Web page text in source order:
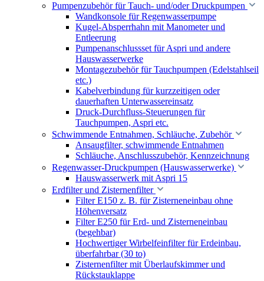
Pumpenzubehör für Tauch- und/oder Druckpumpen
Wandkonsole für Regenwasserpumpe
Kugel-Absperrhahn mit Manometer und
Entleerung
Pumpenanschlussset für Aspri und andere
Hauswasserwerke
Montagezubehör für Tauchpumpen (Edelstahlseil
etc.)
Kabelverbindung für kurzzeitigen oder
dauerhaften Unterwassereinsatz
Druck-Durchfluss-Steuerungen für
Tauchpumpen, Aspri etc.
Schwimmende Entnahmen, Schläuche, Zubehör
Ansaugfilter, schwimmende Entnahmen
Schläuche, Anschlusszubehör, Kennzeichnung
Regenwasser-Druckpumpen (Hauswasserwerke)
Hauswasserwerk mit Aspri 15
Erdfilter und Zisternenfilter
Filter E150 z. B. für Zisterneneinbau ohne
Höhenversatz
Filter E250 für Erd- und Zisterneneinbau
(begehbar)
Hochwertiger Wirbelfeinfilter für Erdeinbau,
überfahrbar (30 to)
Zisternenfilter mit Überlaufskimmer und
Rückstauklappe